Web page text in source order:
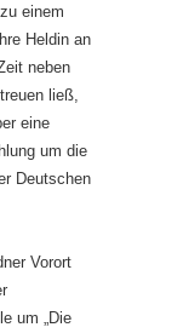
einem
Heldin an
neben
ließ,
eine
um die
Deutschen
Vorort
um „Die